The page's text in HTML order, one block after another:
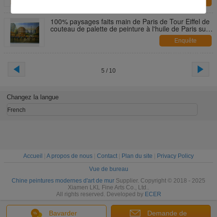
maintenant
100% paysages faits main de Paris de Tour Eiffel de
couteau de palette de peinture à l'huile de Paris sur
Enquête
5 / 10
Bavarder Demande de
Changez la langue
French
Accueil A propos de nous Contact Plan du site
Privacy Policy
Vue de bureau
Chine peintures modernes d'art de mur Supplier. Copyright © 2018 - 2025
Xiamen LKL Fine Arts Co., Ltd..
All rights reserved. Developed by ECER